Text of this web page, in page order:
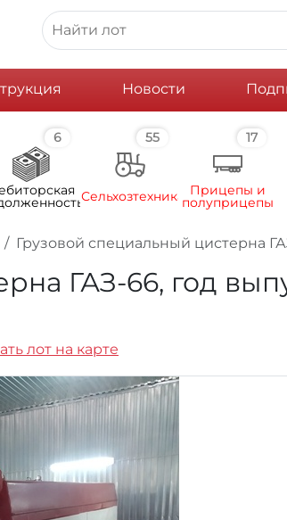
Новости
6 55
Сельхозтехника
17
Прицепы и
полуприцепы
Грузовой специальный цистерна
ГАЗ-66, год
лот на карте